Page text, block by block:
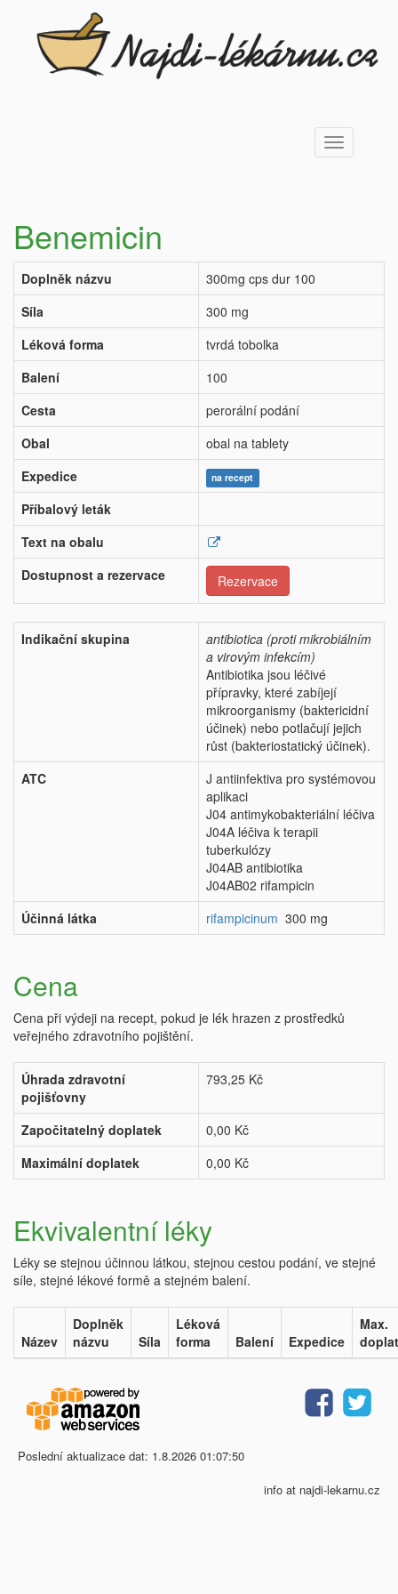
Toggle
navigation
Benemicin
Doplněk názvu
300mg cps dur 100
Síla
300 mg
Léková forma
tvrdá tobolka
Balení
100
Cesta
perorální podání
Obal
obal na tablety
Expedice
na recept
Příbalový leták
Text na obalu
Dostupnost a rezervace
Rezervace
Indikační skupina
antibiotica (proti mikrobiálním
a virovým infekcím)
Antibiotika jsou léčivé
přípravky, které zabíjejí
mikroorganismy (baktericidní
účinek) nebo potlačují jejich
růst (bakteriostatický účinek).
ATC
J antiinfektiva pro systémovou
aplikaci
J04 antimykobakteriální léčiva
J04A léčiva k terapii
tuberkulózy
J04AB antibiotika
J04AB02 rifampicin
Účinná látka
rifampicinum 300 mg
Cena
Cena při výdeji na recept, pokud je lék hrazen z prostředků
veřejného zdravotního pojištění.
Úhrada zdravotní
pojišťovny
793,25 Kč
Započitatelný doplatek
0,00 Kč
Maximální doplatek
0,00 Kč
Ekvivalentní léky
Léky se stejnou účinnou látkou, stejnou cestou podání, ve stejné
síle, stejné lékové formě a stejném balení.
Název
Doplněk
názvu
Síla
Léková
forma
Balení Expedice
Max.
Poslední aktualizace dat: 1.8.2026 01:07:50
info at najdi-lekarnu.cz